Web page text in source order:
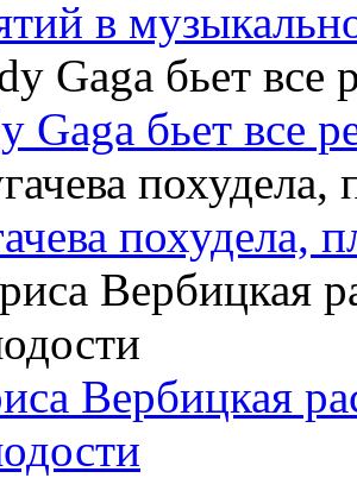
в
Gaga бьет все
похудела,
Вербицкая